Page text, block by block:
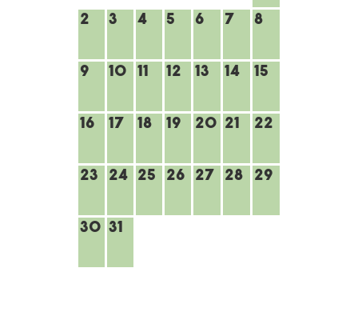
2 3 4 5 6 7 8
9 10 11 12 13 14 15
16 17 18 19 20 21 22
23 24 25 26 27 28 29
30 31